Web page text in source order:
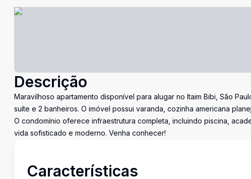
Descrição
Maravilhoso apartamento disponível para alugar no Itaim Bibi, São
suíte e 2 banheiros. O imóvel possui varanda, cozinha americana
O condomínio oferece infraestrutura completa, incluindo piscina,
vida sofisticado e moderno. Venha conhecer!
Características